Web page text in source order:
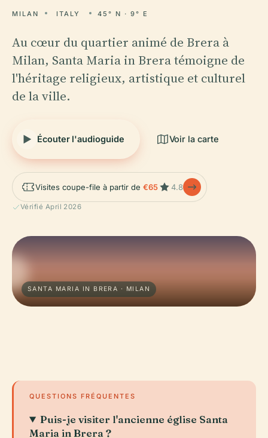
MILAN ITALY 45° N · 9° E
Au cœur du quartier animé de Brera à
Milan, Santa Maria in Brera témoigne de
l'héritage religieux, artistique et culturel
de la ville.
Écouter l'audioguide Voir la carte
Visites coupe-file à partir de €65 4.8
Vérifié April 2026
SANTA MARIA IN BRERA · MILAN
QUESTIONS FRÉQUENTES
Puis-je visiter l'ancienne église Santa
Maria in Brera ?